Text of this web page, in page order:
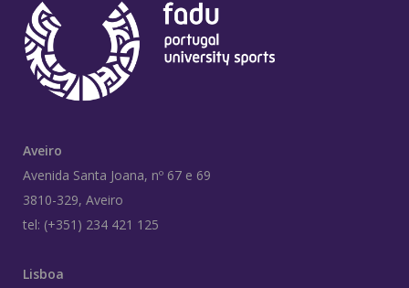
Aveiro
Avenida Santa Joana, nº 67 e 69
3810-329, Aveiro
tel: (+351) 234 421 125
Lisboa